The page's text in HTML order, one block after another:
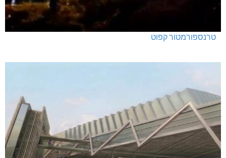
טרנספורמטור קפוט